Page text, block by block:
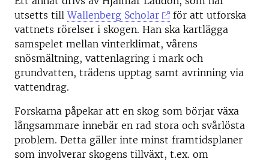
utsetts tillWallenberg Scholar
för att utforska
vattnets rörelser i skogen. Han ska kartlägga
samspelet mellan vinterklimat, vårens
snösmältning, vattenlagring i mark och
grundvatten, trädens upptag samt avrinning via
vattendrag.
Forskarna påpekar att en skog som börjar växa
långsammare innebär en rad stora och svårlösta
problem. Detta gäller inte minst framtidsplaner
som involverar skogens tillväxt, t.ex. om